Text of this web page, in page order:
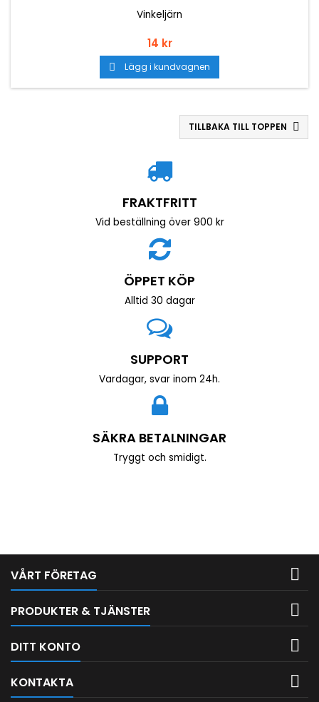
Vinkeljärn
Pris
14 kr
 Lägg i kundvagnen
TILLBAKA TILL TOPPEN 
FRAKTFRITT
Vid beställning över 900 kr
ÖPPET KÖP
Alltid 30 dagar
SUPPORT
Vardagar, svar inom 24h.
SÄKRA BETALNINGAR
Tryggt och smidigt.
VÅRT FÖRETAG 
PRODUKTER & TJÄNSTER 
DITT KONTO 
KONTAKTA 